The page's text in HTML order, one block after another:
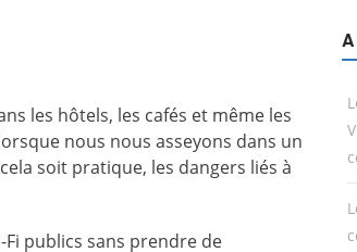
les hôtels, les cafés et même les
nous nous asseyons dans un
soit pratique, les dangers liés à
publics sans prendre de